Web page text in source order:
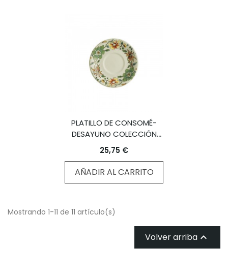
PLATILLO DE CONSOMÉ-
DESAYUNO COLECCIÓN
BELLAVISTA
25,75 €
AÑADIR AL CARRITO
Mostrando 1-11 de 11 artículo(s)
Volver arriba 